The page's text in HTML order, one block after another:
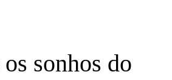
sonhos do